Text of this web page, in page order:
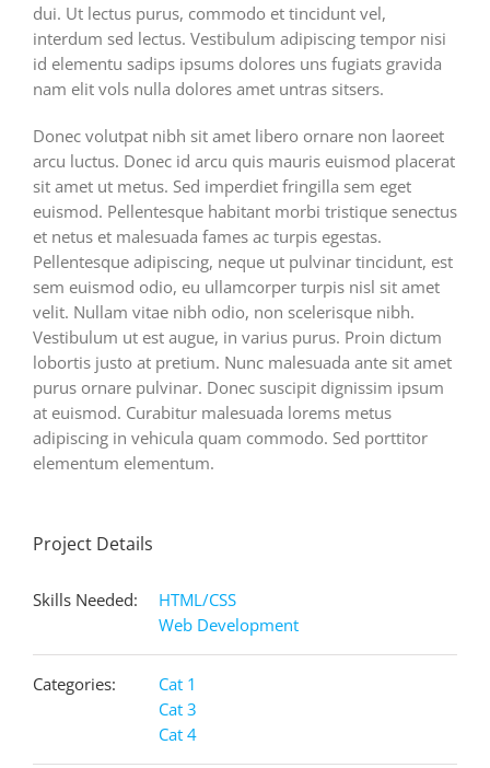
dui. Ut lectus purus, commodo et tincidunt vel,
interdum sed lectus. Vestibulum adipiscing tempor nisi
id elementu sadips ipsums dolores uns fugiats gravida
nam elit vols nulla dolores amet untras sitsers.
Donec volutpat nibh sit amet libero ornare non laoreet
arcu luctus. Donec id arcu quis mauris euismod placerat
sit amet ut metus. Sed imperdiet fringilla sem eget
euismod. Pellentesque habitant morbi tristique senectus
et netus et malesuada fames ac turpis egestas.
Pellentesque adipiscing, neque ut pulvinar tincidunt, est
sem euismod odio, eu ullamcorper turpis nisl sit amet
velit. Nullam vitae nibh odio, non scelerisque nibh.
Vestibulum ut est augue, in varius purus. Proin dictum
lobortis justo at pretium. Nunc malesuada ante sit amet
purus ornare pulvinar. Donec suscipit dignissim ipsum
at euismod. Curabitur malesuada lorems metus
adipiscing in vehicula quam commodo. Sed porttitor
elementum elementum.
Project Details
Skills Needed:
HTML/CSS
Web Development
Categories:
Cat 1
Cat 3
Cat 4